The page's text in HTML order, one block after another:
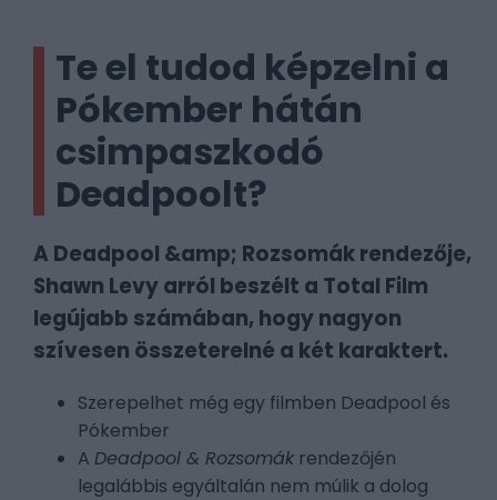
Te el tudod képzelni a
Pókember hátán
csimpaszkodó
Deadpoolt?
A Deadpool &amp; Rozsomák rendezője,
Shawn Levy arról beszélt a Total Film
legújabb számában, hogy nagyon
szívesen összeterelné a két karaktert.
Szerepelhet még egy filmben Deadpool és
Pókember
A Deadpool & Rozsomák rendezőjén
legalábbis egyáltalán nem múlik a dolog